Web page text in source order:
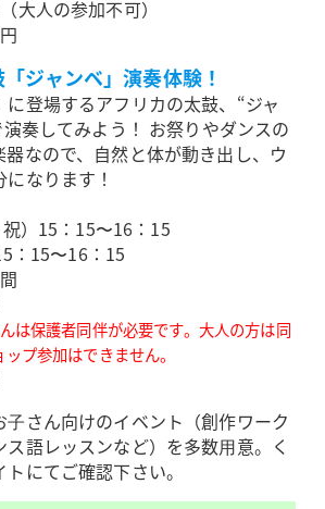
大人の参加不可）
ジャンベ」演奏体験！
に登場するアフリカの太鼓、“ジャ
奏してみよう！ お祭りやダンスの
なので、自然と体が動き出し、ウ
なります！
）15：15〜16：15
：15〜16：15
は保護者同伴が必要です。大人の方は同
プ参加はできません。
⼦さん向けのイベント（創作ワーク
ス語レッスンなど）を多数⽤意。く
にてご確認下さい。